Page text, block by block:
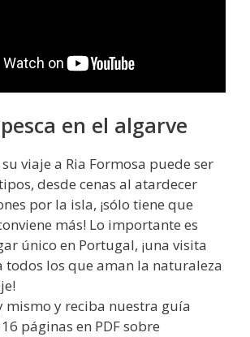
en el algarve
viaje a Ria Formosa puede ser
desde cenas al atardecer
por la isla, ¡sólo tiene que
más! Lo importante es
único en Portugal, ¡una visita
los que aman la naturaleza
mismo y reciba nuestra guía
páginas en PDF sobre